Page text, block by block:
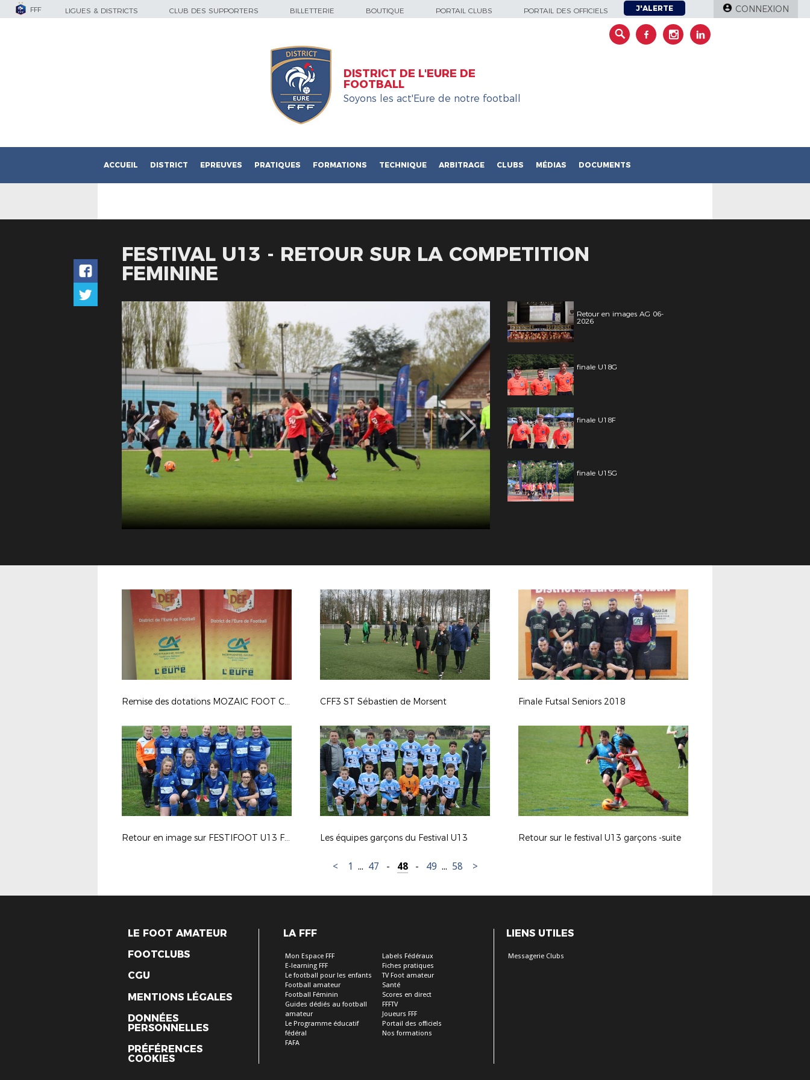
FFF LIGUES & DISTRICTS CLUB DES SUPPORTERS BILLETTERIE BOUTIQUE PORTAIL CLUBS PORTAIL DES OFFICIELS J'ALERTE CONNEXION
DISTRICT DE L'EURE DE
FOOTBALL
Soyons les act'Eure de notre football
ACCUEIL DISTRICT EPREUVES PRATIQUES FORMATIONS TECHNIQUE ARBITRAGE CLUBS MÉDIAS DOCUMENTS
FESTIVAL U13 - RETOUR SUR LA COMPETITION
FEMININE
Retour en images AG 06-
2026
finale U18G
finale U18F
finale U15G
Remise des dotations MOZAIC FOOT CHALLENGE CFF3 ST Sébastien de Morsent Finale Futsal Seniors 2018
Retour en image sur FESTIFOOT U13 FEMININE Les équipes garçons du Festival U13 Retour sur le festival U13 garçons -suite
< 1 ... 47 - 48 - 49 ... 58 >
LE FOOT AMATEUR
FOOTCLUBS
CGU
MENTIONS LÉGALES
DONNÉES
PERSONNELLES
PRÉFÉRENCES
COOKIES
LA FFF
Mon Espace FFF
E-learning FFF
Le football pour les enfants
Football amateur
Football Féminin
Guides dédiés au football
amateur
Le Programme éducatif
fédéral
FAFA
Labels Fédéraux
Fiches pratiques
TV Foot amateur
Santé
Scores en direct
FFFTV
Joueurs FFF
Portail des officiels
Nos formations
LIENS UTILES
Messagerie Clubs